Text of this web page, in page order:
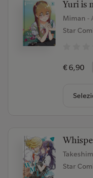
Yuri is
Miman -
Star
€ 6,90
Star